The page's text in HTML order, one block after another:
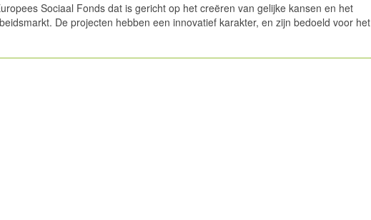
Sociaal Fonds dat is gericht op het creëren van gelijke kansen en het
De projecten hebben een innovatief karakter, en zijn bedoeld voor het